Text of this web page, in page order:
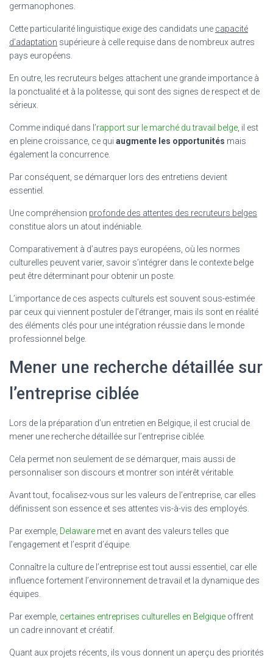
germanophones.
Cette particularité linguistique exige des candidats une capacité
d’adaptation supérieure à celle requise dans de nombreux autres
pays européens.
En outre, les recruteurs belges attachent une grande importance à
la ponctualité et à la politesse, qui sont des signes de respect et de
sérieux.
Comme indiqué dans l’rapport sur le marché du travail belge , il est
en pleine croissance, ce qui augmente les opportunités mais
également la concurrence.
Par conséquent, se démarquer lors des entretiens devient
essentiel.
Une compréhension profonde des attentes des recruteurs belges
constitue alors un atout indéniable.
Comparativement à d’autres pays européens, où les normes
culturelles peuvent varier, savoir s’intégrer dans le contexte belge
peut être déterminant pour obtenir un poste.
L’importance de ces aspects culturels est souvent sous-estimée
par ceux qui viennent postuler de l’étranger, mais ils sont en réalité
des éléments clés pour une intégration réussie dans le monde
professionnel belge.
Mener une recherche détaillée sur
l’entreprise ciblée
Lors de la préparation d’un entretien en Belgique, il est crucial de
mener une recherche détaillée sur l’entreprise ciblée.
Cela permet non seulement de se démarquer, mais aussi de
personnaliser son discours et montrer son intérêt véritable.
Avant tout, focalisez-vous sur les valeurs de l’entreprise, car elles
définissent son essence et ses attentes vis-à-vis des employés.
Par exemple, Delaware met en avant des valeurs telles que
l’engagement et l’esprit d’équipe.
Connaître la culture de l’entreprise est tout aussi essentiel, car elle
influence fortement l’environnement de travail et la dynamique des
équipes.
Par exemple, certaines entreprises culturelles en Belgique offrent
un cadre innovant et créatif.
Quant aux projets récents, ils vous donnent un aperçu des priorités